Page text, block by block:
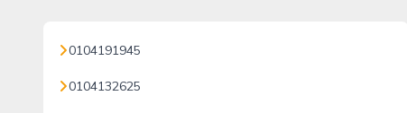
0104191945
0104132625